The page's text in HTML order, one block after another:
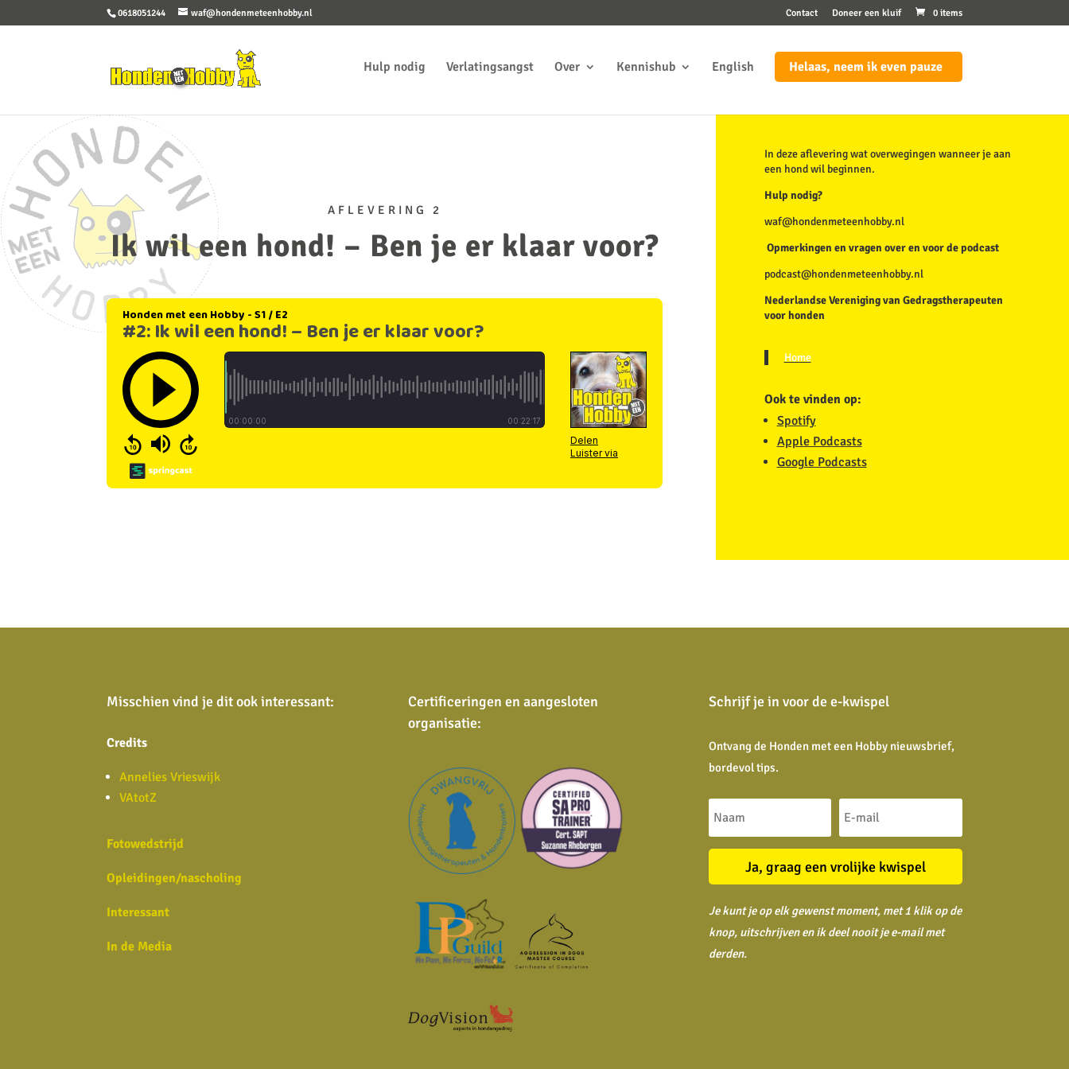
0618051244 waf@hondenmeteenhobby.nl Contact Doneer een kluif 0 items
Hulp nodig Verlatingsangst Over Kennishub English Helaas, neem ik even pauze
AFLEVERING 2
Ik wil een hond! – Ben je er klaar voor?
In deze aflevering wat overwegingen wanneer je aan
een hond wil beginnen.
Hulp nodig?
waf@hondenmeteenhobby.nl
Opmerkingen en vragen over en voor de podcast
podcast@hondenmeteenhobby.nl
Nederlandse Vereniging van Gedragstherapeuten
voor honden
Home
Ook te vinden op:
Spotify
Apple Podcasts
Google Podcasts
Misschien vind je dit ook interessant:
Credits
Annelies Vrieswijk
VAtotZ
Fotowedstrijd
Opleidingen/nascholing
Interessant
In de Media
Certificeringen en aangesloten
organisatie:
Schrijf je in voor de e-kwispel
Ontvang de Honden met een Hobby nieuwsbrief,
bordevol tips.
Ja, graag een vrolijke kwispel
Je kunt je op elk gewenst moment, met 1 klik op de
knop, uitschrijven en ik deel nooit jee-mail met
derden.